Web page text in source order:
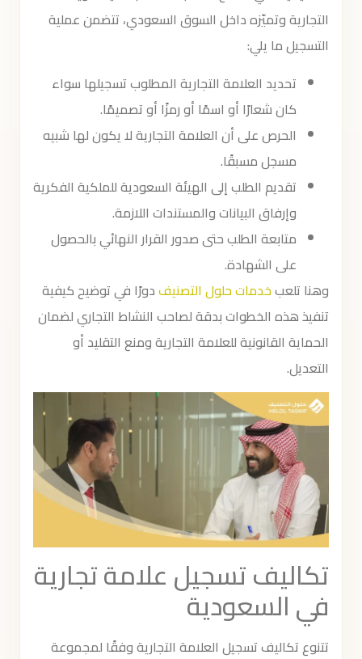
التجارية وتميّزه داخل السوق السعودي، تتضمن عملية
التسجيل ما يلي:
تحديد العلامة التجارية المطلوب تسجيلها سواء
كان شعارًا أو اسمًا أو رمزًا أو تصميمًا.
الحرص على أن العلامة التجارية لا يكون لها شبيه
مسجل مسبقًا.
تقديم الطلب إلى الهيئة السعودية للملكية الفكرية
وإرفاق البيانات والمستندات اللازمة.
متابعة الطلب حتى صدور القرار النهائي بالحصول
على الشهادة.
وهنا تلعبخدمات حلول التصنيفدورًا في توضيح كيفية
تنفيذ هذه الخطوات بدقة لصاحب النشاط التجاري لضمان
الحماية القانونية للعلامة التجارية ومنع التقليد أو
التعديل.
تكاليف تسجيل علامة تجارية
في السعودية
تتنوع تكاليف تسجيل العلامة التجارية وفقًا لمجموعة